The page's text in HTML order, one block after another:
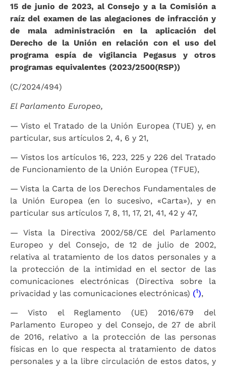
15 de junio de 2023, al Consejo y a la Comisión a
raíz del examen de las alegaciones de infracción y
de mala administración en la aplicación del
Derecho de la Unión en relación con el uso del
programa espía de vigilancia Pegasus y otros
programas equivalentes (2023/2500(RSP))
(C/2024/494)
El Parlamento Europeo,
— Visto el Tratado de la Unión Europea (TUE) y, en
particular, sus artículos 2, 4, 6 y 21,
— Vistos los artículos 16, 223, 225 y 226 del Tratado
de Funcionamiento de la Unión Europea (TFUE),
— Vista la Carta de los Derechos Fundamentales de
la Unión Europea (en lo sucesivo, «Carta»), y en
particular sus artículos 7, 8, 11, 17, 21, 41, 42 y 47,
— Vista la Directiva 2002/58/CE del Parlamento
Europeo y del Consejo, de 12 de julio de 2002,
relativa al tratamiento de los datos personales y a
la protección de la intimidad en el sector de las
comunicaciones electrónicas (Directiva sobre la
privacidad y las comunicaciones electrónicas) (1),
— Visto el Reglamento (UE) 2016/679 del
Parlamento Europeo y del Consejo, de 27 de abril
de 2016, relativo a la protección de las personas
físicas en lo que respecta al tratamiento de datos
personales y a la libre circulación de estos datos, y